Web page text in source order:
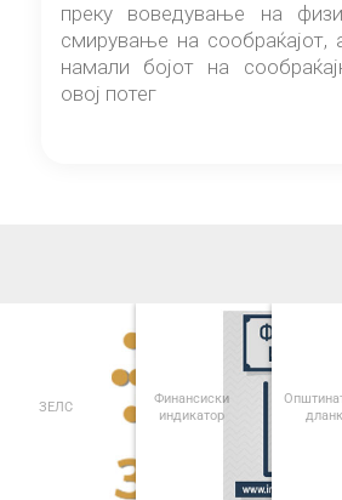
преку воведување на
смирување на
намали бојот на
овој потег
Финансиски
индикатор
Општината на